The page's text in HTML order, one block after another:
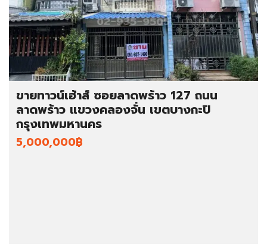
ขายทาวน์เฮ้าส์ ซอยลาดพร้าว 127 ถนน
ลาดพร้าว แขวงคลองจั่น เขตบางกะปิ
กรุงเทพมหานคร
5,000,000฿